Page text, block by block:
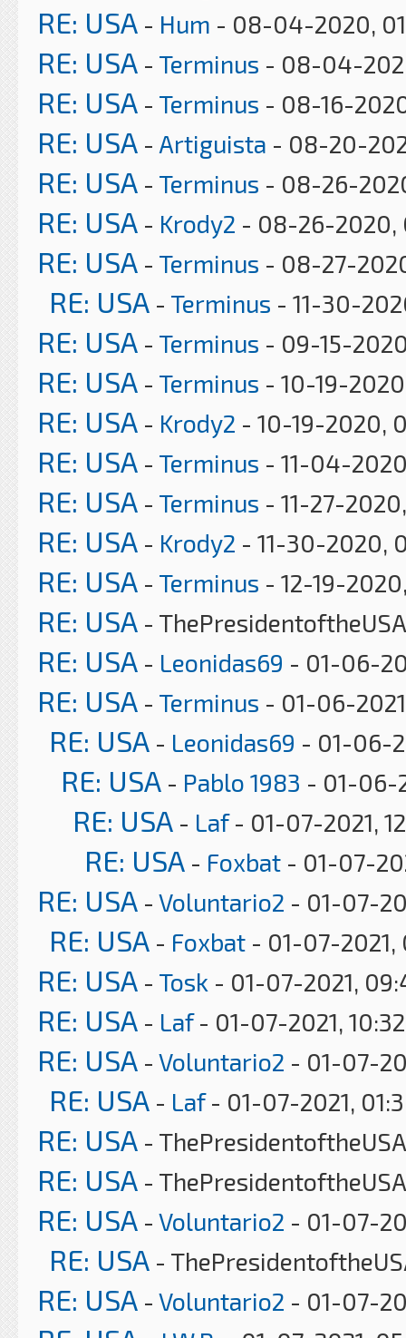
RE: USA - Hum - 08-04-2020,
RE: USA - Terminus - 08-04-
RE: USA - Terminus - 08-16-
RE: USA - Artiguista - 08-20-
RE: USA - Terminus - 08-26-
RE: USA - Krody2 - 08-26-2020,
RE: USA - Terminus - 08-27-
RE: USA - Terminus - 11-30-
RE: USA - Terminus - 09-15-
RE: USA - Terminus - 10-19-
RE: USA - Krody2 - 10-19-2020,
RE: USA - Terminus - 11-04-
RE: USA - Terminus - 11-27-
RE: USA - Krody2 - 11-30-2020,
RE: USA - Terminus - 12-19-
RE: USA -
RE: USA - Leonidas69 - 01-06-
RE: USA - Terminus - 01-06-
RE: USA - Leonidas69 - 01-06-
RE: USA - Pablo 1983 - 01-06-
RE: USA - Laf- 01-07-2021,
RE: USA - Foxbat - 01-07-
RE: USA - Voluntario2 - 01-07-
RE: USA - Foxbat - 01-07-2021,
RE: USA - Tosk - 01-07-2021,
RE: USA - Laf- 01-07-2021,
RE: USA - Voluntario2 - 01-07-
RE: USA - Laf- 01-07-2021,
RE: USA -
RE: USA -
RE: USA - Voluntario2 - 01-07-
RE: USA -
RE: USA - Voluntario2 - 01-07-